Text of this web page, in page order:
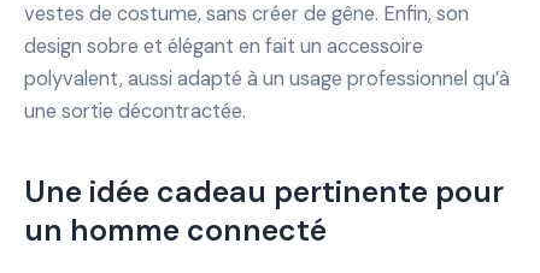
vestes de costume, sans créer de gêne. Enfin, son
design sobre et élégant en fait un accessoire
polyvalent, aussi adapté à un usage professionnel qu’à
une sortie décontractée.
Une idée cadeau pertinente pour
un homme connecté